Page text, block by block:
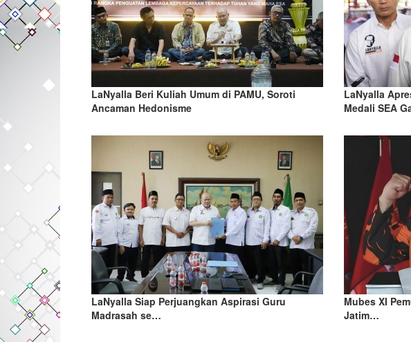
LaNyalla Beri Kuliah Umum di PAMU, Soroti
Ancaman Hedonisme
LaNyalla
Medali SEA
LaNyalla Siap Perjuangkan Aspirasi Guru
Madrasah se…
Mubes XI
Jatim…